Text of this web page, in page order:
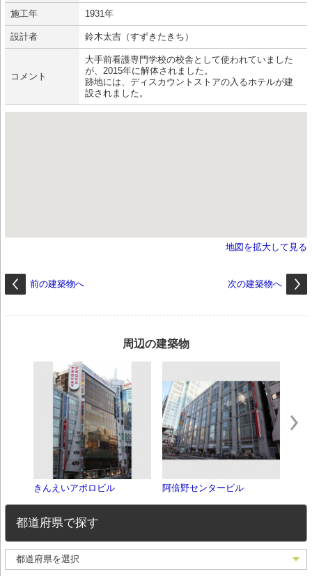
施工年 1931年
設計者 鈴木太吉（すずきたきち）
コメント
大手前看護専門学校の校舎として使われていました
が、2015年に解体されました。
跡地には、ディスカウントストアの入るホテルが建
設されました。
地図を拡大して見る
前の建築物へ 次の建築物へ
周辺の建築物
きんえいアポロビル 阿倍野センタービル
都道府県で探す